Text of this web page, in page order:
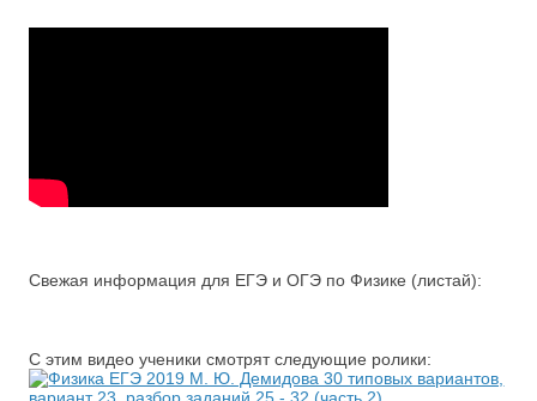
Свежая информация для ЕГЭ и ОГЭ по Физике (листай):
С этим видео ученики смотрят следующие ролики: